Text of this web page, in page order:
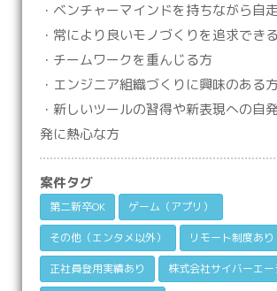
・ベンチャーマインドを持ちながら自
・常により良いモノづくりを追求でき
・チームワークを重んじる方
・エンジニア組織づくりに興味のある方
・新しいツールの習得や新表現への⾃
発に熱⼼な⽅
案件タグ
第二新卒OK ゲーム（アプリ）
その他（エンタメ以外） リモート制度あり
正社員登用実績あり 株式会社サイバーエ